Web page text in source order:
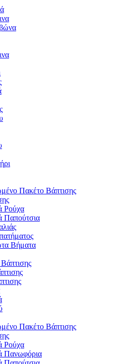
Πακέτο Βάπτισης
Ρούχα
Παπούτσια
Βήματα
Πακέτο Βάπτισης
Ρούχα
Πανωφόρια